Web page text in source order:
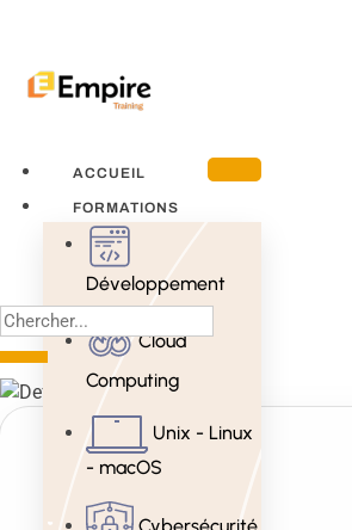
ACCUEIL
FORMATIONS
Développement
Cloud
Computing
Unix - Linux
- macOS